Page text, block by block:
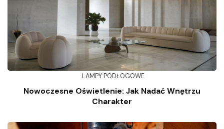
LAMPY PODŁOGOWE
Nowoczesne Oświetlenie: Jak Nadać Wnętrzu
Charakter